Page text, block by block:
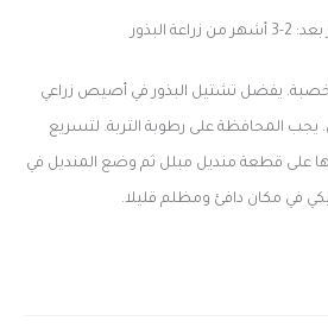
البذور
خصبة. يفضل تشتيل البذور في أصيص زراعي
يجب المحافظة على رطوبة التربة. لتسريع
على قطعة منديل مبلل ثم وضع المنديل في
في مكان دافئ ومظلم قليلا.